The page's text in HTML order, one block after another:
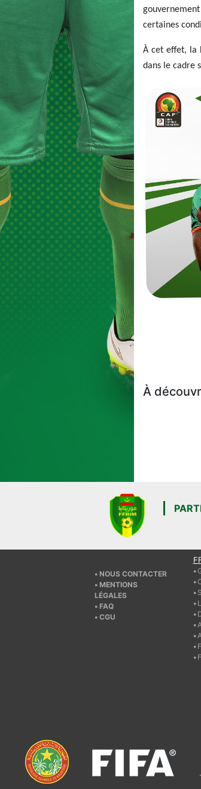
certaines
À cet effet, la
dans le cadre
À
NOUS CONTACTER
MENTIONS
LÉGALES
FAQ
CGU